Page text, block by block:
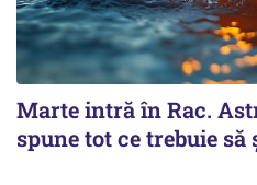
Marte intră în Rac.
spune tot ce trebuie să